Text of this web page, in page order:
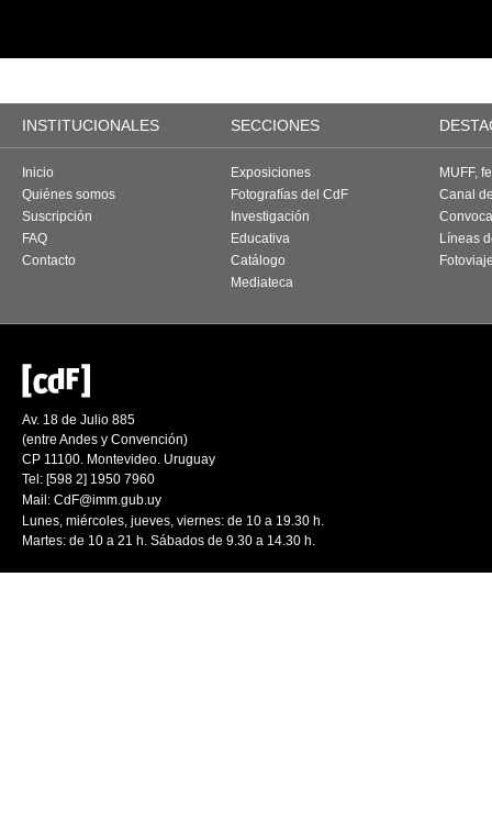
INSTITUCIONALES SECCIONES
Inicio
Quiénes somos
Suscripción
FAQ
Contacto
Exposiciones
Fotografías del CdF
Investigación
Educativa
Catálogo
Mediateca
MUFF,
Canal
Líneas
Av. 18 de Julio 885
(entre Andes y Convención)
CP 11100. Montevideo. Uruguay
Tel: [598 2] 1950 7960
Mail: CdF@imm.gub.uy
Lunes, miércoles, jueves, viernes: de 10 a 19.30 h.
Martes: de 10 a 21 h. Sábados de 9.30 a 14.30 h.